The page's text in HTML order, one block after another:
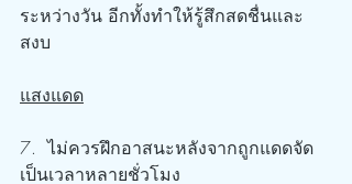
ระหว่างวัน อีกทั้งทำให้รู้สึกสดชื่นและ
สงบ
แสงแดด
7.  ไม่ควรฝึกอาสนะหลังจากถูกแดดจัด
เป็นเวลาหลายชั่วโมง